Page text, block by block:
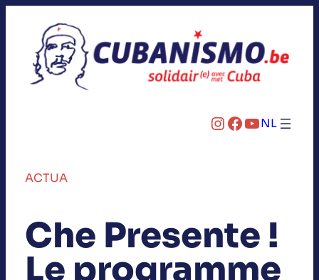
InstagramFacebook YouTube NL
ACTUA
Che Presente !
Le programme